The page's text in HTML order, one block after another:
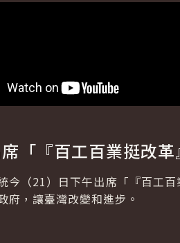
「『百工百業挺改革
今（21）日下午出席「『百工
府，讓臺灣改變和進步。